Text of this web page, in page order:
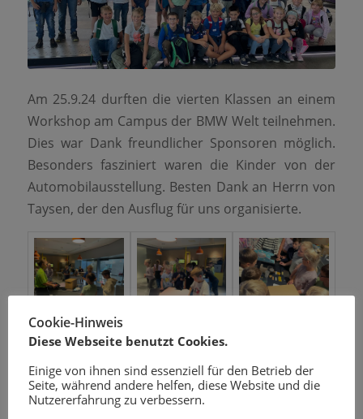
Am 25.9.24 durften die vierten Klassen an einem
Workshop am Campus der BMW Welt teilnehmen.
Dies war Dank freundlicher Sponsoren möglich.
Besonders fasziniert waren die Kinder von der
Automobilausstellung. Besten Dank an Herrn von
Taysen, der den Ausflug für uns organisierte.
Cookie-Hinweis
Diese Webseite benutzt Cookies.
Einige von ihnen sind essenziell für den Betrieb der
Seite, während andere helfen, diese Website und die
Nutzererfahrung zu verbessern.